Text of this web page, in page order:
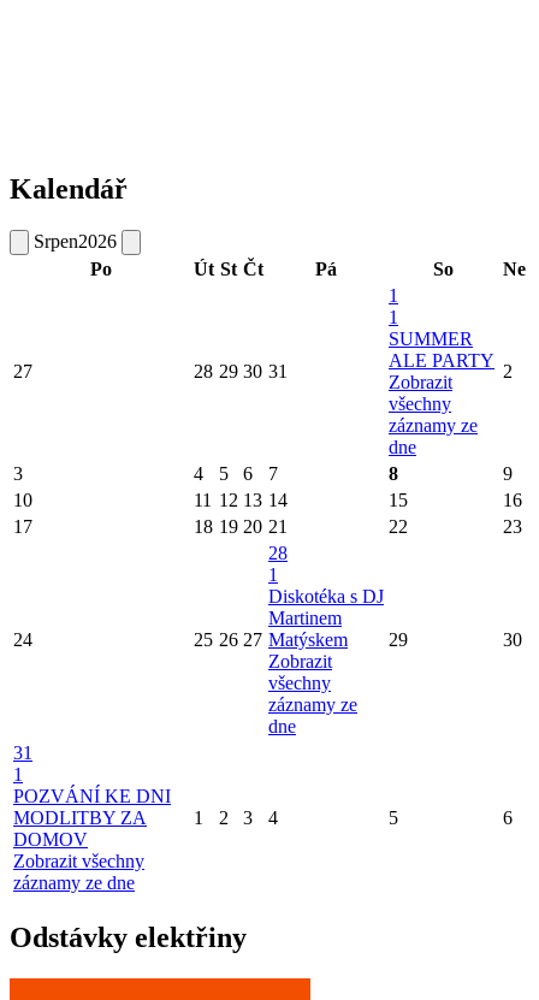
Kalendář
Srpen2026
Po
Út St Čt Pá So Ne
27 28 29 30 31
1
1
SUMMER
ALE PARTY
Zobrazit
všechny
záznamy ze
dne
2
3 4 5 6 7 8
9
10
11 12 13 14 15
16
17
18 19 20 21 22 23
24 25 26 27
28
1
Diskotéka s DJ
Martinem
Matýskem
Zobrazit
všechny
záznamy ze
dne
29 30
31
1
POZVÁNÍ KE DNI
MODLITBY ZA
DOMOV
Zobrazit všechny
záznamy ze dne
1 2 3 4 5 6
Odstávky elektřiny